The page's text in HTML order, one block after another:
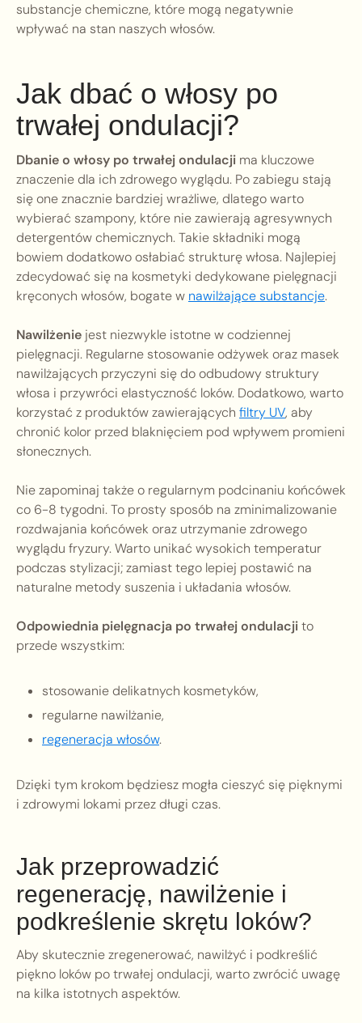
substancje chemiczne, które mogą negatywnie
wpływać na stan naszych włosów.
Jak dbać o włosy po
trwałej ondulacji?
Dbanie o włosy po trwałej ondulacji ma kluczowe
znaczenie dla ich zdrowego wyglądu. Po zabiegu stają
się one znacznie bardziej wrażliwe, dlatego warto
wybierać szampony, które nie zawierają agresywnych
detergentów chemicznych. Takie składniki mogą
bowiem dodatkowo osłabiać strukturę włosa. Najlepiej
zdecydować się na kosmetyki dedykowane pielęgnacji
kręconych włosów, bogate w nawilżające substancje.
Nawilżenie jest niezwykle istotne w codziennej
pielęgnacji. Regularne stosowanie odżywek oraz masek
nawilżających przyczyni się do odbudowy struktury
włosa i przywróci elastyczność loków. Dodatkowo, warto
korzystać z produktów zawierających filtry UV, aby
chronić kolor przed blaknięciem pod wpływem promieni
słonecznych.
Nie zapominaj także o regularnym podcinaniu końcówek
co 6-8 tygodni. To prosty sposób na zminimalizowanie
rozdwajania końcówek oraz utrzymanie zdrowego
wyglądu fryzury. Warto unikać wysokich temperatur
podczas stylizacji; zamiast tego lepiej postawić na
naturalne metody suszenia i układania włosów.
Odpowiednia pielęgnacja po trwałej ondulacjito
przede wszystkim:
stosowanie delikatnych kosmetyków,
regularne nawilżanie,
regeneracja włosów.
Dzięki tym krokom będziesz mogła cieszyć się pięknymi
i zdrowymi lokami przez długi czas.
Jak przeprowadzić
regenerację, nawilżenie i
podkreślenie skrętu loków?
Aby skutecznie zregenerować, nawilżyć i podkreślić
piękno loków po trwałej ondulacji, warto zwrócić uwagę
na kilka istotnych aspektów.